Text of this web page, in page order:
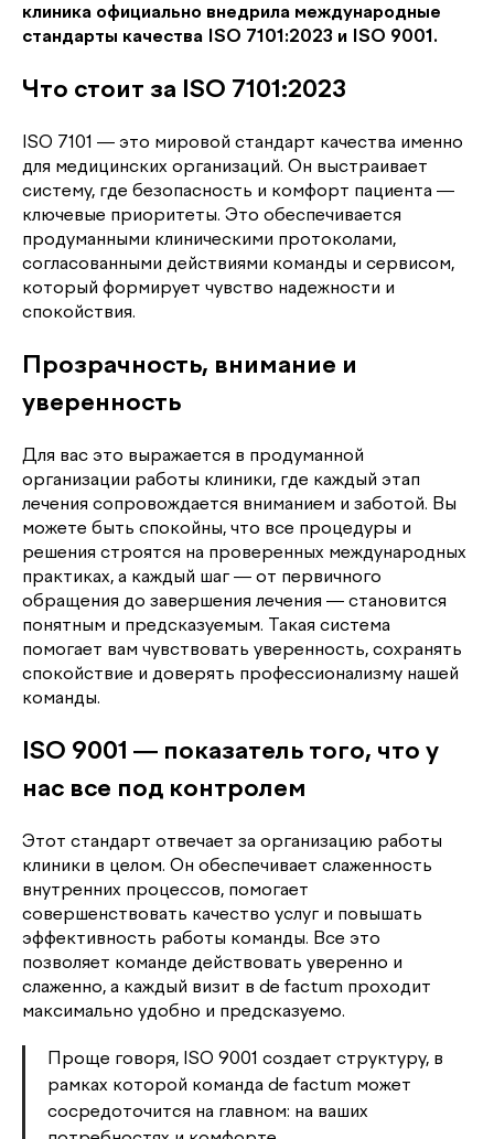
клиника официально внедрила международные
стандарты качества ISO 7101:2023 и ISO 9001.
Что стоит за ISO 7101:2023
ISO 7101 — это мировой стандарт качества именно
для медицинских организаций. Он выстраивает
систему, где безопасность и комфорт пациента —
ключевые приоритеты. Это обеспечивается
продуманными клиническими протоколами,
согласованными действиями команды и сервисом,
который формирует чувство надежности и
спокойствия.
Прозрачность, внимание и
уверенность
Для вас это выражается в продуманной
организации работы клиники, где каждый этап
лечения сопровождается вниманием и заботой. Вы
можете быть спокойны, что все процедуры и
решения строятся на проверенных международных
практиках, а каждый шаг — от первичного
обращения до завершения лечения — становится
понятным и предсказуемым. Такая система
помогает вам чувствовать уверенность, сохранять
спокойствие и доверять профессионализму нашей
команды.
ISO 9001 — показатель того, что у
нас все под контролем
Этот стандарт отвечает за организацию работы
клиники в целом. Он обеспечивает слаженность
внутренних процессов, помогает
совершенствовать качество услуг и повышать
эффективность работы команды. Все это
позволяет команде действовать уверенно и
слаженно, а каждый визит в de factum проходит
максимально удобно и предсказуемо.
Проще говоря, ISO 9001 создает структуру, в
рамках которой команда de factum может
сосредоточится на главном: на ваших